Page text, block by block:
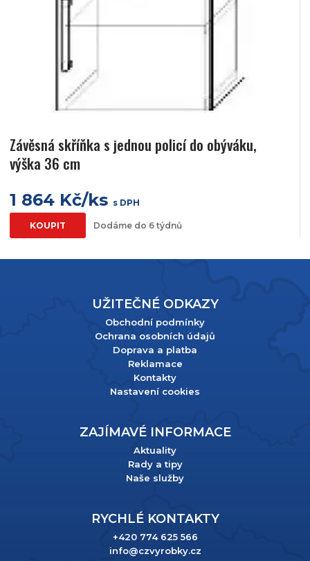
Závěsná skříňka s jednou policí do obýváku,
výška 36 cm
1 864 Kč/ks s DPH
KOUPIT Dodáme do 6 týdnů
UŽITEČNÉ ODKAZY
Obchodní podmínky
Ochrana osobních údajů
Doprava a platba
Reklamace
Kontakty
Nastavení cookies
ZAJÍMAVÉ INFORMACE
Aktuality
Rady a tipy
Naše služby
RYCHLÉ KONTAKTY
+420 774 625 566
info@czvyrobky.cz